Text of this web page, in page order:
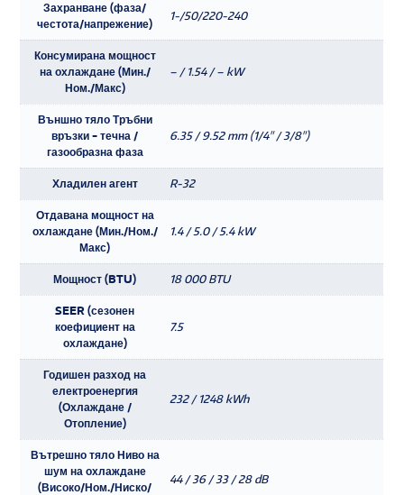
Захранване (фаза/
честота/напрежение)
1-/50/220-240
Консумирана мощност
на охлаждане (Мин./
Ном./Макс)
– / 1.54 / – kW
Външно тяло Тръбни
връзки - течна /
газообразна фаза
6.35 / 9.52 mm (1/4" / 3/8")
Хладилен агент R-32
Отдавана мощност на
охлаждане (Мин./Ном./
Макс)
1.4 / 5.0 / 5.4 kW
Мощност (BTU) 18 000 BTU
SEER (сезонен
коефициент на
охлаждане)
7.5
Годишен разход на
електроенергия
(Охлаждане /
Отопление)
232 / 1248 kWh
Вътрешно тяло Ниво на
шум на охлаждане
(Високо/Ном./Ниско/
44 / 36 / 33 / 28 dB